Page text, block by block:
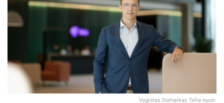
Vygintas Domarkas Telia nuotr.